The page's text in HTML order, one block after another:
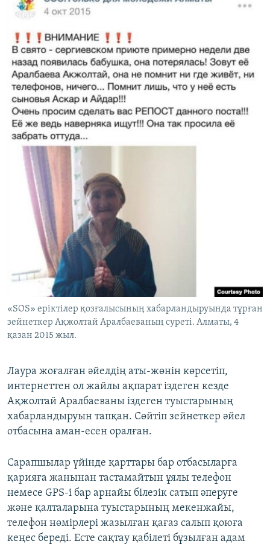
«SOS» еріктілер қозғалысының хабарландыруында тұрған
зейнеткер Ақжолтай Аралбаеваның суреті. Алматы, 4
қазан 2015 жыл.
Лаура жоғалған әйелдің аты-жөнін көрсетіп,
интернеттен ол жайлы ақпарат іздеген кезде
Ақжолтай Аралбаеваны іздеген туыстарының
хабарландыруын тапқан. Сөйтіп зейнеткер әйел
отбасына аман-есен оралған.
Сарапшылар үйінде қарттары бар отбасыларға
қарияға жанынан тастамайтын ұялы телефон
немесе GPS-і бар арнайы білезік сатып әперуге
және қалталарына туыстарының мекенжайы,
телефон нөмірлері жазылған қағаз салып қоюға
кеңес береді. Есте сақтау қабілеті бұзылған адам